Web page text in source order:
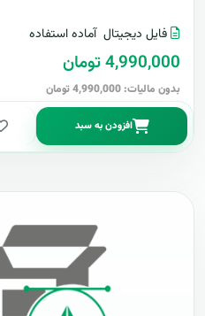
فایل دیجیتال آماده استفاده
4,990,000 تومان
بدون مالیات: 4,990,000 تومان
افزودن به سبد